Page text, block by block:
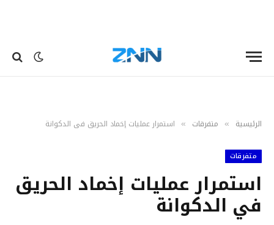
الرئيسية » متفرقات » استمرار عمليات إخماد الحريق في الدكوانة
متفرقات
استمرار عمليات إخماد الحريق
في الدكوانة